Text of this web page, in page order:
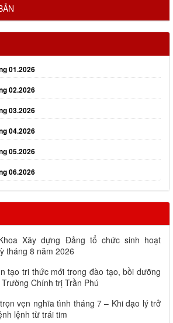
01.2026
02.2026
03.2026
04.2026
05.2026
06.2026
Xây dựng Đảng tổ chức sinh hoạt
tháng 8 năm 2026
tạo tri thức mới trong đào tạo, bồi dưỡng
Chính trị Trần Phú
vẹn nghĩa tình tháng 7 – Khi đạo lý trở
lệnh từ trái tim